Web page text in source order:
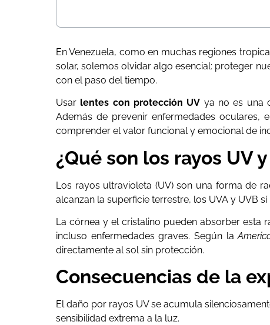
En Venezuela, como en muchas regiones
solar, solemos olvidar algo esencial: proteger
con el paso del tiempo.
Usar lentes con protección UV ya no es una
Además de prevenir enfermedades
comprender el valor funcional y emocional de
¿Qué son los rayos UV
Los rayos ultravioleta (UV) son una forma de
alcanzan la superficie terrestre, los UVA y UVB
La córnea y el cristalino pueden absorber esta
incluso enfermedades graves. Según la
directamente al sol sin protección.
Consecuencias de la
El daño por rayos UV se acumula
sensibilidad extrema a la luz.